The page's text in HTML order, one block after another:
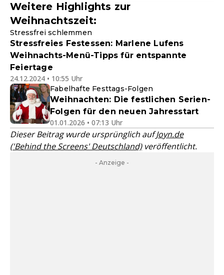
Weitere Highlights zur
Weihnachtszeit:
Stressfrei schlemmen
Stressfreies Festessen: Marlene Lufens
Weihnachts-Menü-Tipps für entspannte
Feiertage
24.12.2024 • 10:55 Uhr
Fabelhafte Festtags-Folgen
Weihnachten: Die festlichen Serien-
Folgen für den neuen Jahresstart
01.01.2026 • 07:13 Uhr
Dieser Beitrag wurde ursprünglich aufJoyn.de
('Behind the Screens' Deutschland)veröffentlicht.
- Anzeige -